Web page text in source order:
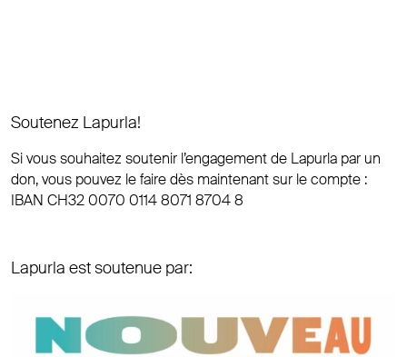
Soutenez Lapurla!
Si vous souhaitez soutenir l’engagement de Lapurla par un
don, vous pouvez le faire dès maintenant sur le compte :
IBAN CH32 0070 0114 8071 8704 8
Lapurla est soutenue par: